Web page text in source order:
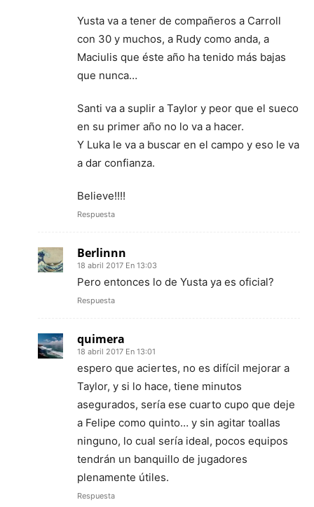
Yusta va a tener de compañeros a Carroll
con 30 y muchos, a Rudy como anda, a
Maciulis que éste año ha tenido más bajas
que nunca…
Santi va a suplir a Taylor y peor que el sueco
en su primer año no lo va a hacer.
Y Luka le va a buscar en el campo y eso le va
a dar confianza.
Believe!!!!
Respuesta
Berlinnn
18 abril 2017 En 13:03
Pero entonces lo de Yusta ya es oficial?
Respuesta
quimera
18 abril 2017 En 13:01
espero que aciertes, no es difícil mejorar a
Taylor, y si lo hace, tiene minutos
asegurados, sería ese cuarto cupo que deje
a Felipe como quinto… y sin agitar toallas
ninguno, lo cual sería ideal, pocos equipos
tendrán un banquillo de jugadores
plenamente útiles.
Respuesta